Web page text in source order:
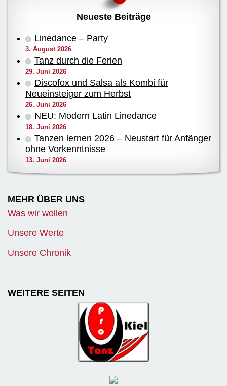
Neueste Beiträge
Linedance – Party
3. August 2026
Tanz durch die Ferien
29. Juni 2026
Discofox und Salsa als Kombi für
Neueinsteiger zum Herbst
26. Juni 2026
NEU: Modern Latin Linedance
18. Juni 2026
Tanzen lernen 2026 – Neustart für Anfänger
ohne Vorkenntnisse
13. Juni 2026
MEHR ÜBER UNS
Was wir wollen
Unsere Werte
Unsere Chronik
WEITERE SEITEN